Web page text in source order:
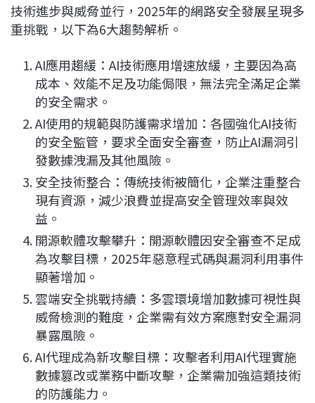
技術進步與威脅並行，2025年的網路安全發展呈現多
重挑戰，以下為6大趨勢解析。
AI應用趨緩：AI技術應用增速放緩，主要因為高
成本、效能不足及功能侷限，無法完全滿足企業
的安全需求。
AI使用的規範與防護需求增加：各國強化AI技術
的安全監管，要求全面安全審查，防止AI漏洞引
發數據洩漏及其他風險。
安全技術整合：傳統技術被簡化，企業注重整合
現有資源，減少浪費並提高安全管理效率與效
益。
開源軟體攻擊攀升：開源軟體因安全審查不足成
為攻擊目標，2025年惡意程式碼與漏洞利用事件
顯著增加。
雲端安全挑戰持續：多雲環境增加數據可視性與
威脅檢測的難度，企業需有效方案應對安全漏洞
暴露風險。
AI代理成為新攻擊目標：攻擊者利用AI代理實施
數據篡改或業務中斷攻擊，企業需加強這類技術
的防護能力。